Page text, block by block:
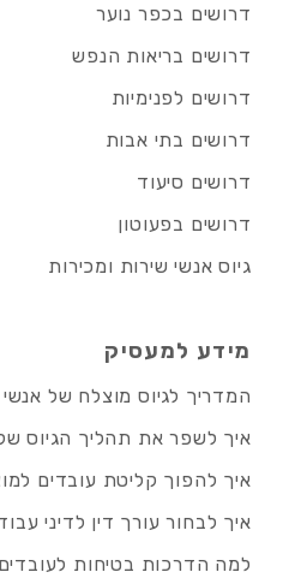
דרושים בכפר נוער
דרושים בריאות הנפש
דרושים לפנימיות
דרושים בתי אבות
דרושים סיעוד
דרושים בפעוטון
גיוס אנשי שירות ומכירות
מידע למעסיק
המדריך לגיוס מוצלח של אנשי
איך לשפר את תהליך הגיוס
איך להפוך קליטת עובדים
איך לבחור עורך דין לדיני
למה הדרכות בטיחות לעובדים